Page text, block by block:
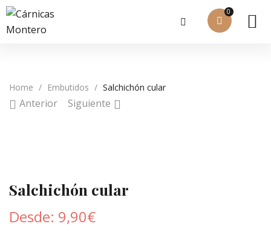
0
Home / Embutidos / Salchichón cular
Anterior Siguiente
Salchichón cular
Desde: 9,90€